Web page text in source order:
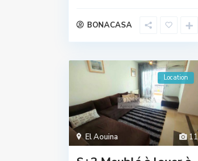
BONACASA
11
El Aouina
Location